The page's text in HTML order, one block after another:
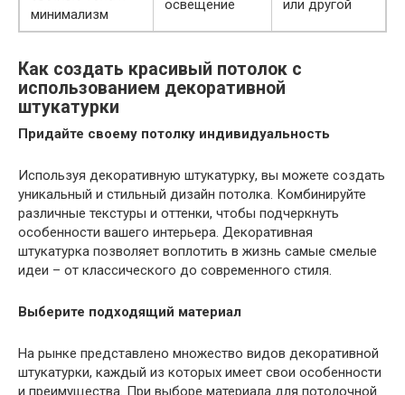
минимализм
освещение
или другой
Как создать красивый потолок с
использованием декоративной
штукатурки
Придайте своему потолку индивидуальность
Используя декоративную штукатурку, вы можете создать
уникальный и стильный дизайн потолка. Комбинируйте
различные текстуры и оттенки, чтобы подчеркнуть
особенности вашего интерьера. Декоративная
штукатурка позволяет воплотить в жизнь самые смелые
идеи – от классического до современного стиля.
Выберите подходящий материал
На рынке представлено множество видов декоративной
штукатурки, каждый из которых имеет свои особенности